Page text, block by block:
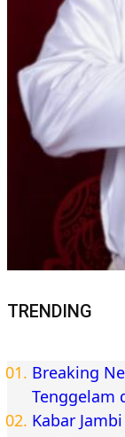
TRENDING
Breaking
Tenggelam
Kabar